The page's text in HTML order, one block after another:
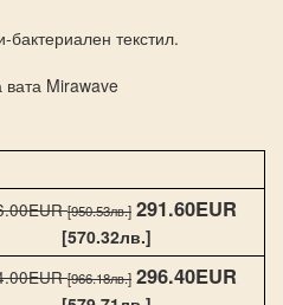
текстил.
Mirawave
[950.53лв.] 291.60EUR
[570.32лв.]
[966.18лв.] 296.40EUR